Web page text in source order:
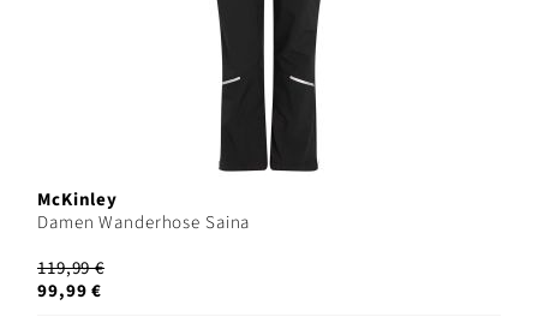
McKinley
Damen Wanderhose Saina
119,99 €
99,99 €